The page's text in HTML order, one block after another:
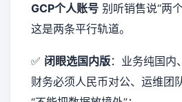
GCP个人账号 别听销售说“两
这是两条平行轨道。
✅ 闭眼选国内版：业务纯国内
财务必须人民币对公、运维团